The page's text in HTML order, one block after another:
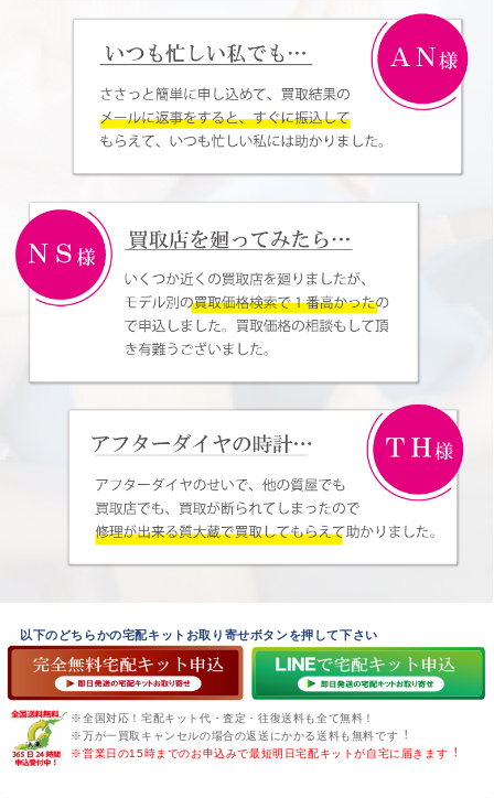
以下のどちらかの宅配キットお取り寄せボタンを押して下さい
※全国対応！宅配キット代・査定・往復送料も全て無料！
※万が一買取キャンセルの場合の返送にかかる送料も無料です︕
※営業日の15時までのお申込みで最短明日宅配キットが自宅に届きます︕